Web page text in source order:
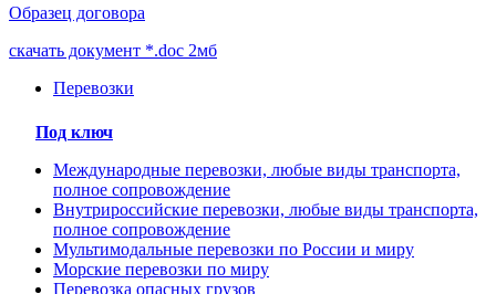
Образец договора
скачать документ *.doc 2мб
Перевозки
Под ключ
Международные перевозки, любые виды транспорта,
полное сопровождение
Внутрироссийские перевозки, любые виды транспорта,
полное сопровождение
Мультимодальные перевозки по России и миру
Морские перевозки по миру
Перевозка опасных грузов